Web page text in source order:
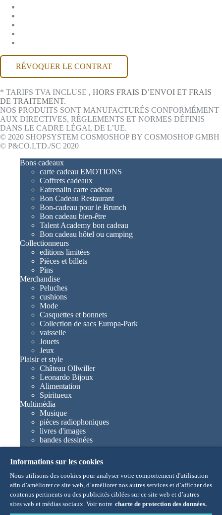
RÉVOQUER LE CONTRAT
* TARIFS TVA INCLUSE , HORS FRAIS D’ENVOI ET FRAIS
DE TRAITEMENT.
NOS PRODUITS SONT MANUFACTURÉS CONFORMÉMENT
AUX DIRECTIVES, RÈGLEMENTS ET NORMES DÉFINIS
DANS LE CADRE LÉGAL DE L’UE.
© 2020 SHOPSYSTEM COSMOSHOP BY COSMOSHOP GMBH
© P&CO.LTD./SC 2020
Bons cadeaux
carte cadeau EMOTIONS
Coffrets cadeaux
Eatrenalin carte cadeau
Bon Cadeau Restaurant
Bon-cadeau pour le Brunch
Bon cadeau bien-être
Talent Academy bon cadeau
Bon cadeau hôtel ou camping
Collectionneurs
editions limitées
Pièces et billets
Pins
Merchandise
Peluches
cushions
Mode
Casquettes et bonnets
Collection de sacs Europa-Park
vaisselle
Jouets
Jeux
Plaisir et style
Château Ollwiller
Leonardo Bijoux
Alimentation
Spiritueux
Multimédia
Musique
pièces radiophoniques
livres d'images
bandes dessinées
Europa-Park livres
Jeux et films
Collections
Europa-Park attractions
Traumatica – Festival of Fear
Articles collectors
Informations sur les cookies
Nous utilisons des cookies pour analyser votre comportement d'utilisation
afin d’améliorer ce site web, d’améliorer nos autres services et d’afficher des
contenus pertinents ou des publicités ciblées sur ce site web et d’autres
sites web et médias sociaux. Voir notre charte de protection des données.